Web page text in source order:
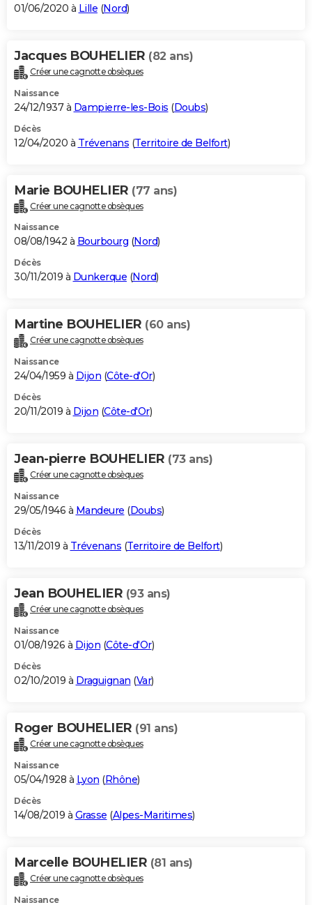
01/06/2020 à Lille (Nord)
Jacques BOUHELIER (82 ans)
Créer une cagnotte obsèques
Naissance
24/12/1937 à Dampierre-les-Bois (Doubs)
Décès
12/04/2020 à Trévenans (Territoire de Belfort)
Marie BOUHELIER (77 ans)
Créer une cagnotte obsèques
Naissance
08/08/1942 à Bourbourg (Nord)
Décès
30/11/2019 à Dunkerque (Nord)
Martine BOUHELIER (60 ans)
Créer une cagnotte obsèques
Naissance
24/04/1959 à Dijon (Côte-d'Or)
Décès
20/11/2019 à Dijon (Côte-d'Or)
Jean-pierre BOUHELIER (73 ans)
Créer une cagnotte obsèques
Naissance
29/05/1946 à Mandeure (Doubs)
Décès
13/11/2019 à Trévenans (Territoire de Belfort)
Jean BOUHELIER (93 ans)
Créer une cagnotte obsèques
Naissance
01/08/1926 à Dijon (Côte-d'Or)
Décès
02/10/2019 à Draguignan (Var)
Roger BOUHELIER (91 ans)
Créer une cagnotte obsèques
Naissance
05/04/1928 à Lyon (Rhône)
Décès
14/08/2019 à Grasse (Alpes-Maritimes)
Marcelle BOUHELIER (81 ans)
Créer une cagnotte obsèques
Naissance